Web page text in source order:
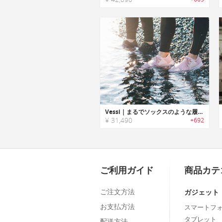
Vessi｜まるでソックスのような履き心地の完全防水ニットシューズ「Vessi エブリデイ・Vessi エブリデイスリップオン」
¥ 31,490 +692
ご利用ガイド
ご注文方法
お支払方法
商品カ
ガジェット
スマートフ
タブレット